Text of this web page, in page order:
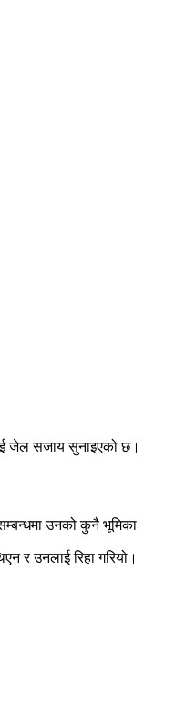
जेल सजाय सुनाइएको छ।
उनको कुनै भूमिका
र उनलाई रिहा गरियो।